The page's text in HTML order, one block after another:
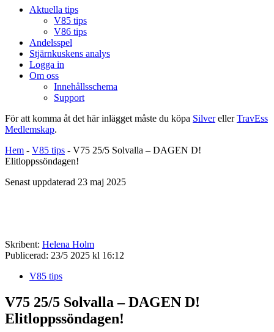
Aktuella tips
V85 tips
V86 tips
Andelsspel
Stjärnkuskens analys
Logga in
Om oss
Innehållsschema
Support
För att komma åt det här inlägget måste du köpa SilverellerTravEss
Medlemskap.
Hem - V85 tips - V75 25/5 Solvalla – DAGEN D!
Elitloppssöndagen!
Senast uppdaterad 23 maj 2025
Skribent: Helena Holm
Publicerad: 23/5 2025 kl 16:12
V85 tips
V75 25/5 Solvalla – DAGEN D!
Elitloppssöndagen!